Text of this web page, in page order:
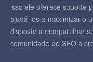
isso ele oferece suporte
ajudá-los a maximizar o
disposto a compartilhar
comunidade de SEO a